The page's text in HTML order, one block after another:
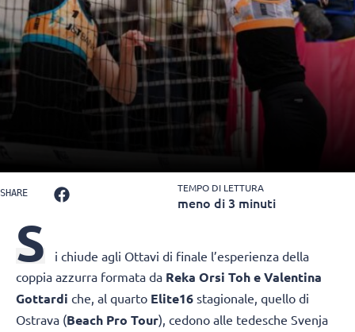
SHARE TEMPO DI LETTURA
meno di 3 minuti
S
i chiude agli Ottavi di finale l’esperienza della
coppia azzurra formata da Reka Orsi Toh e Valentina
Gottardi che, al quarto Elite16 stagionale, quello di
Ostrava (Beach Pro Tour), cedono alle tedesche Svenja